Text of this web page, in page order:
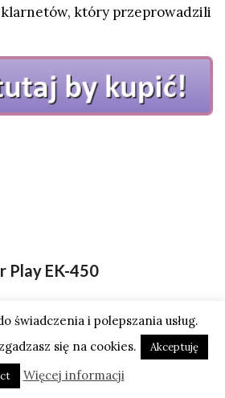
który przeprowadzili
Play EK-450
świadczenia i polepszania usług.
się na cookies.
Akceptuję
Więcej informacji